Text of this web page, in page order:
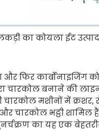
का कोयला ईट
और फिर कार्बोनाइजिंग
चारकोल बनाने की
मशीनों में क्रशर,
चारकोल भट्ठी शामिल
का यह एक